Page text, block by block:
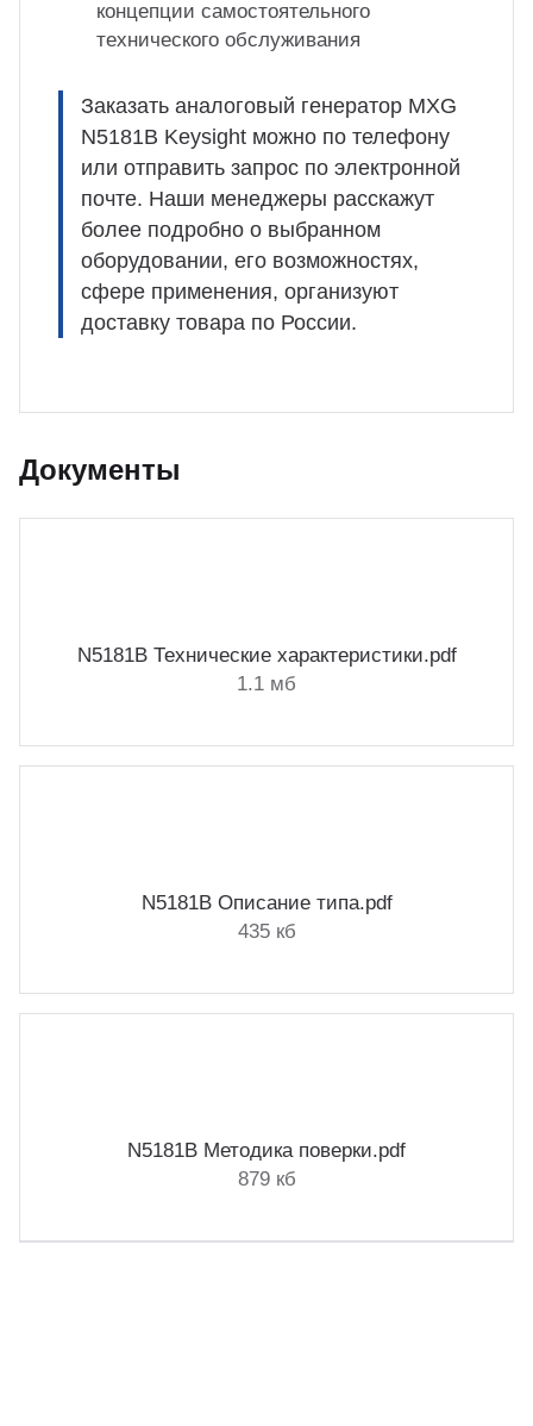
концепции самостоятельного
технического обслуживания
Заказать аналоговый генератор MXG
N5181B Keysight можно по телефону
или отправить запрос по электронной
почте. Наши менеджеры расскажут
более подробно о выбранном
оборудовании, его возможностях,
сфере применения, организуют
доставку товара по России.
Документы
N5181B Технические характеристики.pdf
1.1 мб
N5181B Описание типа.pdf
435 кб
N5181B Методика поверки.pdf
879 кб